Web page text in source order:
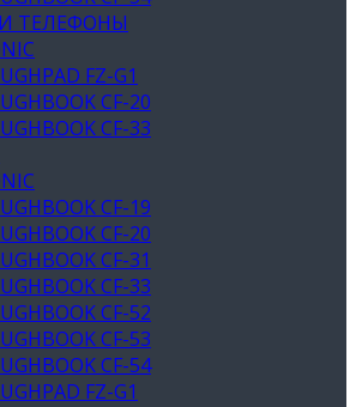
ТЕЛЕФОНЫ
FZ-G1
CF-20
CF-33
CF-19
CF-20
CF-31
CF-33
CF-52
CF-53
CF-54
FZ-G1